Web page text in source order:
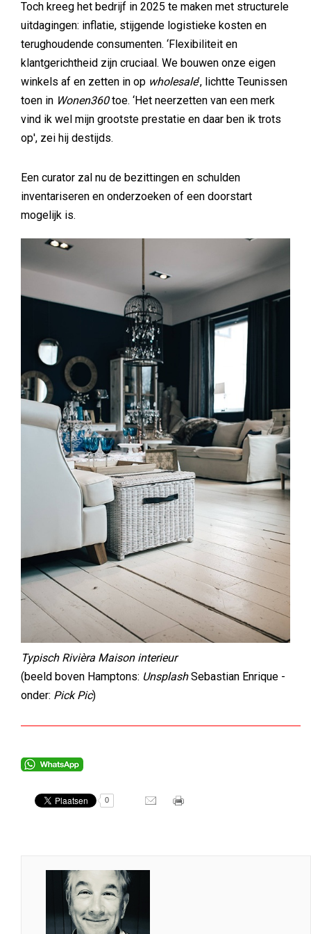
Toch kreeg het bedrijf in 2025 te maken met structurele
uitdagingen: inflatie, stijgende logistieke kosten en
terughoudende consumenten. ‘Flexibiliteit en
klantgerichtheid zijn cruciaal. We bouwen onze eigen
winkels af en zetten in op wholesale’, lichtte Teunissen
toen in Wonen360toe. ‘Het neerzetten van een merk
vind ik wel mijn grootste prestatie en daar ben ik trots
op', zei hij destijds.
Een curator zal nu de bezittingen en schulden
inventariseren en onderzoeken of een doorstart
mogelijk is.
Typisch Rivièra Maison interieur
(beeld boven Hamptons: UnsplashSebastian Enrique -
onder: Pick Pic)
0